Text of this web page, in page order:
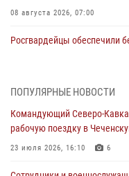
08 августа 2026, 07:00
Росгвардейцы обеспечили
настольному теннису ко
08 августа 2026, 07:00
ПОПУЛЯРНЫЕ НОВОСТИ
Командующий Северо-
рабочую поездку в
23 июля 2026, 16:10 6